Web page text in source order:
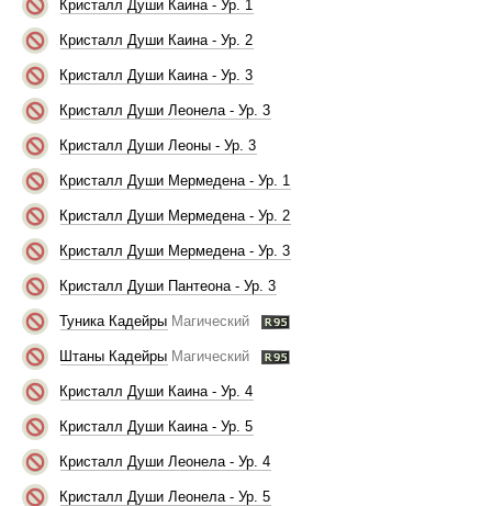
Кристалл Души Каина - Ур. 1
Кристалл Души Каина - Ур. 2
Кристалл Души Каина - Ур. 3
Кристалл Души Леонела - Ур. 3
Кристалл Души Леоны - Ур. 3
Кристалл Души Мермедена - Ур. 1
Кристалл Души Мермедена - Ур. 2
Кристалл Души Мермедена - Ур. 3
Кристалл Души Пантеона - Ур. 3
Туника Кадейры Магический
Штаны Кадейры Магический
Кристалл Души Каина - Ур. 4
Кристалл Души Каина - Ур. 5
Кристалл Души Леонела - Ур. 4
Кристалл Души Леонела - Ур. 5